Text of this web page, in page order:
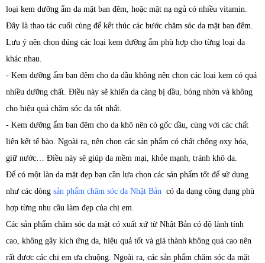
loại kem dưỡng ẩm da mặt ban đêm, hoặc mặt nạ ngủ có nhiều vitamin.
Đây là thao tác cuối cùng để kết thúc các bước chăm sóc da mặt ban đêm.
Lưu ý nên chọn đúng các loại kem dưỡng ẩm phù hợp cho từng loại da
khác nhau.
- Kem dưỡng ẩm ban đêm cho da dầu không nên chọn các loại kem có quá
nhiều dưỡng chất. Điều này sẽ khiến da càng bị dầu, bóng nhờn và không
cho hiệu quả chăm sóc da tốt nhất.
- Kem dưỡng ẩm ban đêm cho da khô nên có gốc dầu, cùng với các chất
liên kết tế bào. Ngoài ra, nên chọn các sản phẩm có chất chống oxy hóa,
giữ nước… Điều này sẽ giúp da mềm mại, khỏe mạnh, tránh khô da.
Để có một làn da mặt đẹp bạn cần lựa chọn các sản phẩm tốt để sử dụng
như các dòng sản phẩm chăm sóc da Nhật Bản có đa dạng công dụng phù
hợp từng nhu cầu làm đẹp của chị em.
Các sản phẩm chăm sóc da mặt có xuất xứ từ Nhật Bản có độ lành tính
cao, không gây kích ứng da, hiệu quả tốt và giá thành không quá cao nên
rất được các chị em ưa chuộng. Ngoài ra, các sản phẩm chăm sóc da mặt